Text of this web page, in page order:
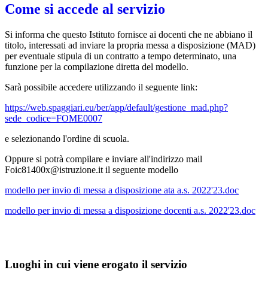
Come si accede al servizio
Si informa che questo Istituto fornisce ai docenti che ne abbiano il
titolo, interessati ad inviare la propria messa a disposizione (MAD)
per eventuale stipula di un contratto a tempo determinato, una
funzione per la compilazione diretta del modello.
Sarà possibile accedere utilizzando il seguente link:
https://web.spaggiari.eu/ber/app/default/gestione_mad.php?
sede_codice=FOME0007
e selezionando l'ordine di scuola.
Oppure si potrà compilare e inviare all'indirizzo mail
Foic81400x@istruzione.it il seguente modello
modello per invio di messa a disposizione ata a.s. 2022'23.doc
modello per invio di messa a disposizione docenti a.s. 2022'23.doc
Luoghi in cui viene erogato il servizio